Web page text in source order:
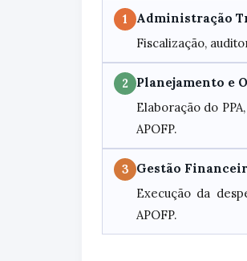
1
Administração
Fiscalização,
2
Planejamento e
Elaboração do
APOFP.
3
Gestão
Execução da
APOFP.